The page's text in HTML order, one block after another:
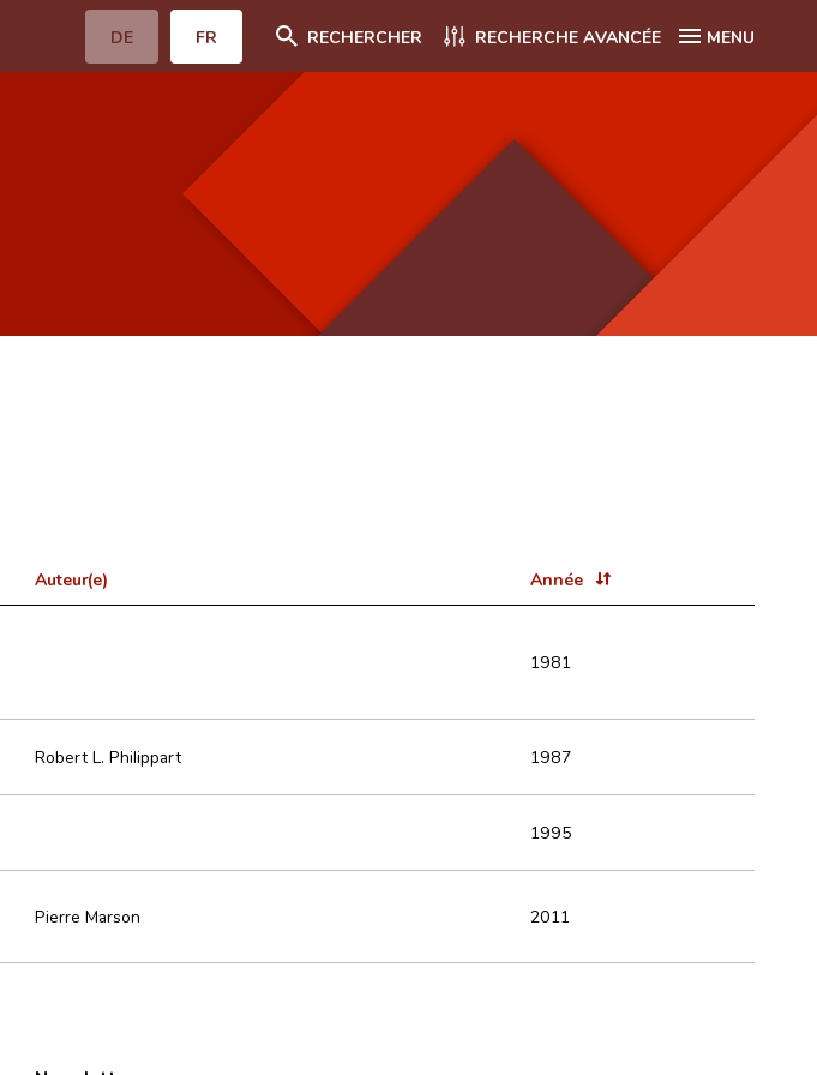
DE FR RECHERCHER RECHERCHE AVANCÉE MENU
Auteur(e) Année
1981
Robert L. Philippart 1987
1995
Pierre Marson 2011